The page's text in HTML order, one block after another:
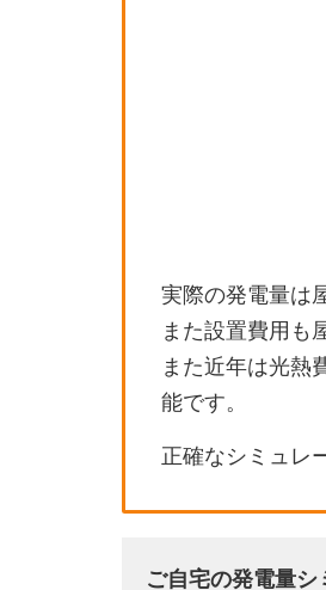
実際の発電量は
また設置費用も
また近年は光熱
能です。
正確なシミュレ
ご自宅の発電量